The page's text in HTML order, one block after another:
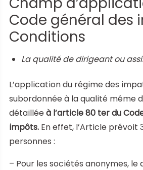
Code général des
Conditions
La qualité de dirigeant ou
L’application du régime des
subordonnée à la qualité même
détailléeà l’article 80 ter du
impôts. En effet, l’Article prévoit
personnes :
– Pour les sociétés anonymes,